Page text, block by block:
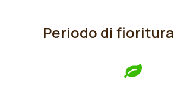
Periodo di fioritura